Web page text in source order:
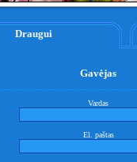
Draugui
Gavėjas
Vardas
El. paštas